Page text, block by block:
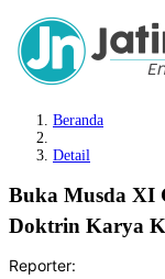
Beranda
Detail
Buka Musda XI
Doktrin Karya
Reporter: